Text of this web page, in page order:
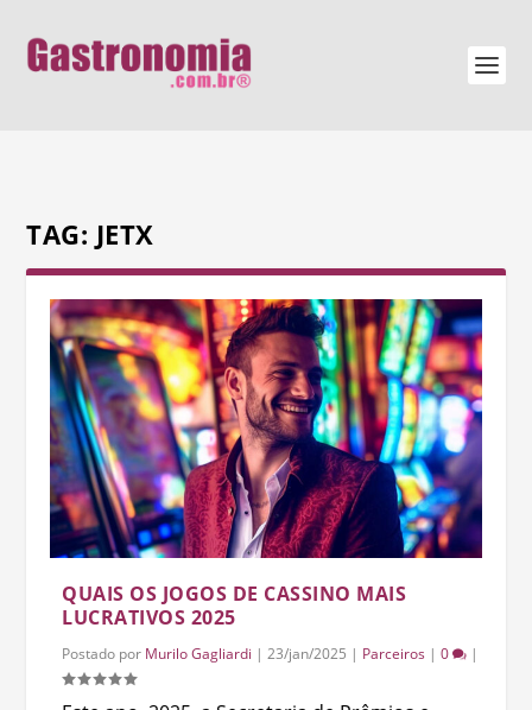
TAG: JETX
QUAIS OS JOGOS DE CASSINO MAIS
LUCRATIVOS 2025
Postado por Murilo Gagliardi |23/jan/2025 | Parceiros |0 |